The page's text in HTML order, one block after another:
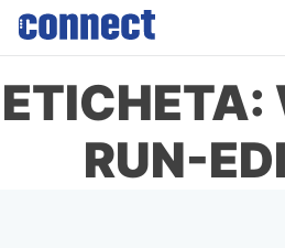
Skip
content
RUN-